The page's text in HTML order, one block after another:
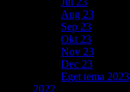
Aug 23
Sep 23
Okt 23
Nov 23
Dec 23
Eget tema 2023
2022